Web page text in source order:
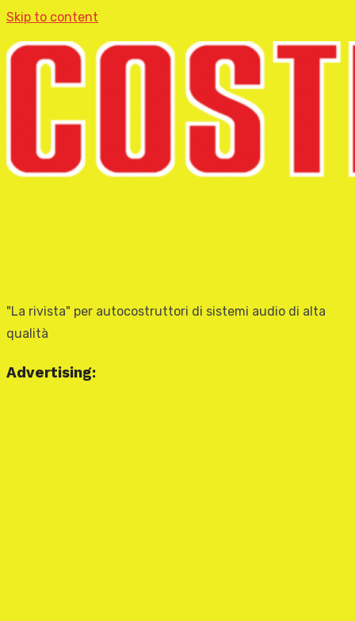
Skip to content
"La rivista" per autocostruttori di sistemi audio di alta
qualità
Advertising: